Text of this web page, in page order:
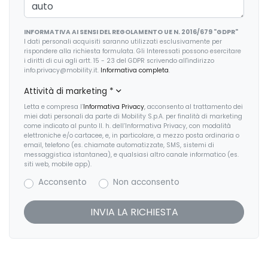
Fari con accensione automatica + sensore pioggia
Freno di stazionamento elettrico
Illuminazione abitacolo
Inserti in acciaio esterni
Interni in tessuto
Interni personalizzazione colori
Luci di emergenza
INFORMATIVA AI SENSI DEL REGOLAMENTO UE N. 2016/679 "GDPR"
I dati personali acquisiti saranno utilizzati esclusivamente per
rispondere alla richiesta formulata. Gli Interessati possono esercitare
i diritti di cui agli artt. 15 - 23 del GDPR scrivendo all'indirizzo
info.privacy@mobility.it. Informativa completa.
Attività di marketing *
Letta e compresa l’Informativa Privacy, acconsento al trattamento dei
miei dati personali da parte di Mobility S.p.A. per finalità di marketing
come indicato al punto II. h. dell’Informativa Privacy, con modalità
elettroniche e/o cartacee, e, in particolare, a mezzo posta ordinaria o
email, telefono (es. chiamate automatizzate, SMS, sistemi di
messaggistica istantanea), e qualsiasi altro canale informatico (es.
siti web, mobile app).
Acconsento Non acconsento